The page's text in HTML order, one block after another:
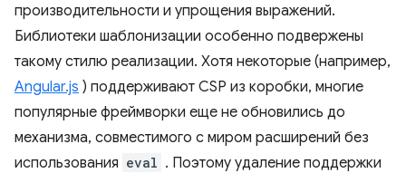
производительности и упрощения выражений.
Библиотеки шаблонизации особенно подвержены
такому стилю реализации. Хотя некоторые (например,
Angular.js ) поддерживают CSP из коробки, многие
популярные фреймворки еще не обновились до
механизма, совместимого с миром расширений без
использования eval . Поэтому удаление поддержки